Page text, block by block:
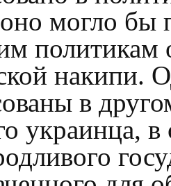
могло бы
политикам
в
украинца,